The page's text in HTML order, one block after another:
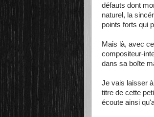
défauts dont
naturel, la
points forts qui
Mais là, avec
compositeur-
dans sa boîte
Je vais laisser
titre de cette
écoute ainsi